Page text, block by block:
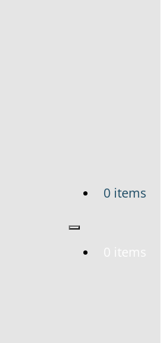
0 items
0 items